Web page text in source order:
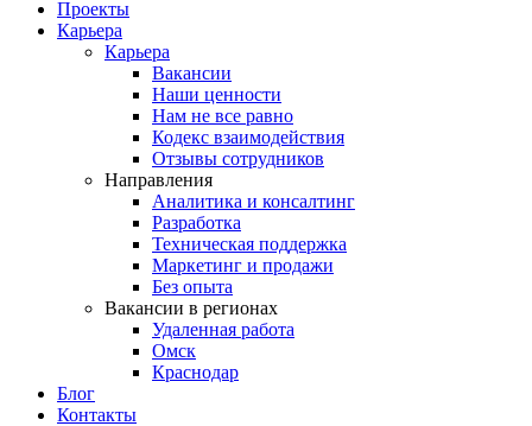
Проекты
Карьера
Карьера
Вакансии
Наши ценности
Нам не все равно
Кодекс взаимодействия
Отзывы сотрудников
Направления
Аналитика и консалтинг
Разработка
Техническая поддержка
Маркетинг и продажи
Без опыта
Вакансии в регионах
Удаленная работа
Омск
Краснодар
Блог
Контакты